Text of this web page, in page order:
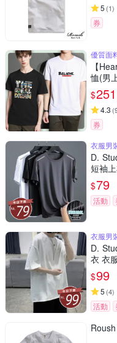
5 (1)
券
優質面
【
恤(男
$251
4.3 (
券
衣服男
D.
短袖
$79
活動
衣服男
D.
衣 衣
$99
5 (4)
活動